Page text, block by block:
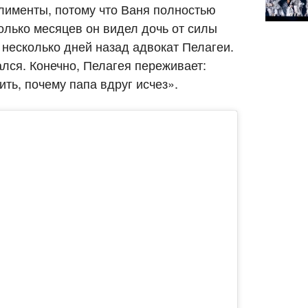
потому что Ваня полностью
месяцев он видел дочь от силы
дней назад адвокат Пелагеи.
Конечно, Пелагея переживает:
почему папа вдруг исчез».